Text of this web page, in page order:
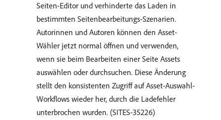
Seiten-Editor und verhinderte das Laden in
bestimmten Seitenbearbeitungs-Szenarien.
Autorinnen und Autoren können den Asset-
Wähler jetzt normal öffnen und verwenden,
wenn sie beim Bearbeiten einer Seite Assets
auswählen oder durchsuchen. Diese Änderung
stellt den konsistenten Zugriff auf Asset-Auswahl-
Workflows wieder her, durch die Ladefehler
unterbrochen wurden. (SITES-35226)